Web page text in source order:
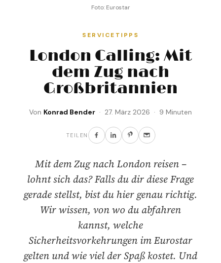
Foto: Eurostar
SERVICETIPPS
London Calling: Mit
dem Zug nach
Großbritannien
Von Konrad Bender · 27. März 2026 · 9 Minuten
TEILEN
Mit dem Zug nach London reisen –
lohnt sich das? Falls du dir diese Frage
gerade stellst, bist du hier genau richtig.
Wir wissen, von wo du abfahren
kannst, welche
Sicherheitsvorkehrungen im Eurostar
gelten und wie viel der Spaß kostet. Und